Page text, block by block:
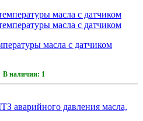
масла с датчиком
В наличии: 1